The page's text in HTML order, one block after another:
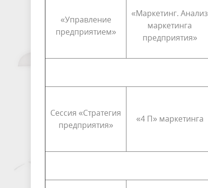
«Управление
предприятием»
«Маркетинг. Анализ
маркетинга
предприятия»
Сессия «Стратегия
предприятия»
«4 П» маркетинга